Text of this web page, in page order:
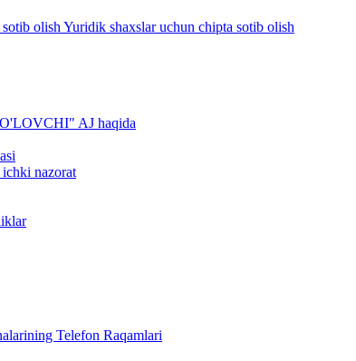
olish Yuridik shaxslar uchun chipta sotib olish
AJ haqida
nazorat
Telefon Raqamlari